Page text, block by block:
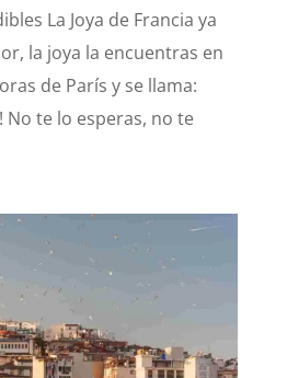
La Joya de Francia ya
la joya la encuentras en
de París y se llama:
No te lo esperas, no te